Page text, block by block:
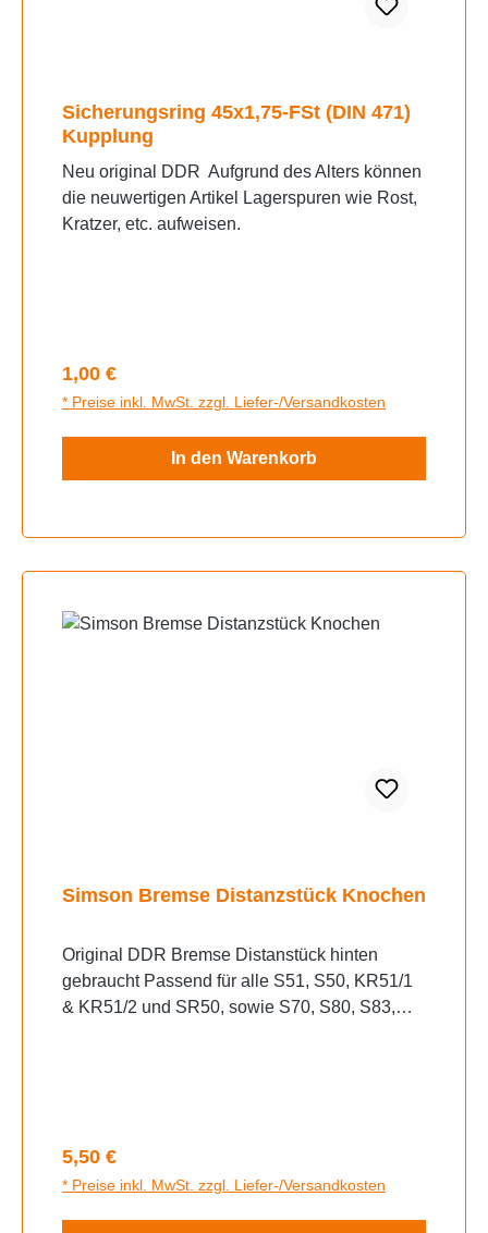
Sicherungsring 45x1,75-FSt (DIN 471)
Kupplung
Neu original DDR Aufgrund des Alters können
die neuwertigen Artikel Lagerspuren wie Rost,
Kratzer, etc. aufweisen.
Regulärer Preis:
1,00 €
* Preise inkl. MwSt. zzgl. Liefer-/Versandkosten
In den Warenkorb
Simson Bremse Distanzstück Knochen
Original DDR Bremse Distanstück hinten
gebraucht Passend für alle S51, S50, KR51/1
& KR51/2 und SR50, sowie S70, S80, S83,
Regulärer Preis:
5,50 €
* Preise inkl. MwSt. zzgl. Liefer-/Versandkosten